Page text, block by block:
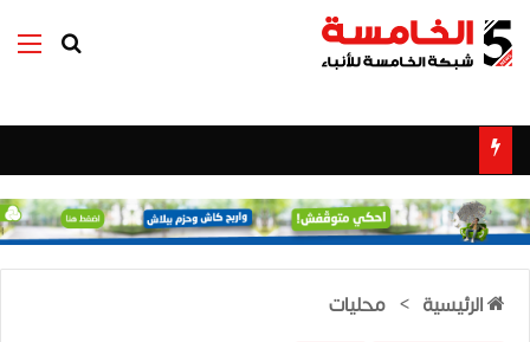
بحث عن
الرئيسية > محليات